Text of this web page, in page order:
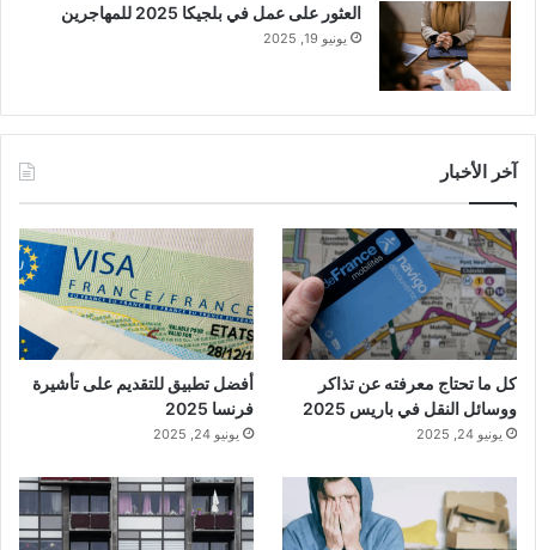
العثور على عمل في بلجيكا 2025 للمهاجرين
يونيو 19, 2025
آخر الأخبار
كل ما تحتاج معرفته عن تذاكر
ووسائل النقل في باريس 2025
يونيو 24, 2025
أفضل تطبيق للتقديم على تأشيرة
فرنسا 2025
يونيو 24, 2025